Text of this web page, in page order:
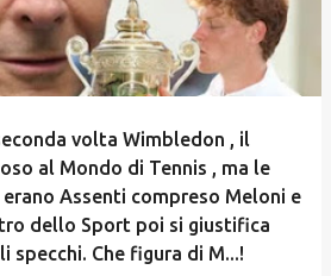
volta Wimbledon , il
al Mondo di Tennis , ma le
Assenti compreso Meloni e
dello Sport poi si giustifica
specchi. Che figura di M...!